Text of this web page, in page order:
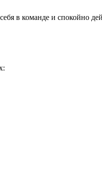
в команде и спокойно